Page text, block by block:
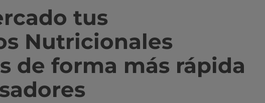
tus
Nutricionales
de forma más rápida